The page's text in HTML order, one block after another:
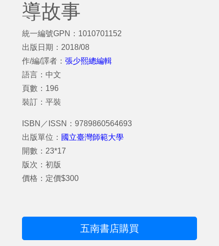
導故事
統一編號GPN：1010701152
出版日期：2018/08
作/編/譯者： 張少熙總編輯
語言：中文
頁數：196
裝訂：平裝
ISBN／ISSN：9789860564693
出版單位： 國立臺灣師範大學
開數：23*17
版次：初版
價格：定價$300
五南書店購買